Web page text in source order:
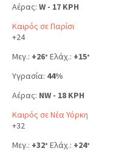
Αέρας: W - 17 KPH
Καιρός σε Παρίσι
+24
Μεγ.: +26° Ελάχ.: +15°
Υγρασία: 44%
Αέρας: NW - 18 KPH
Καιρός σε Νέα Υόρκη
+32
Μεγ.: +32° Ελάχ.: +24°